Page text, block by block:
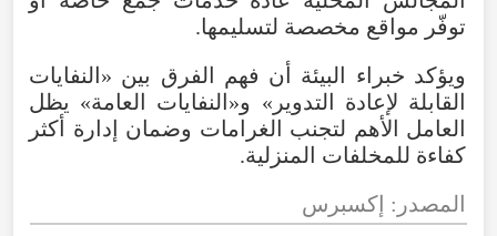
توفّر مواقع مخصصة لتسليمها.
ويؤكد خبراء البيئة أن فهم الفرق بين «النفايات
القابلة لإعادة التدوير » و«النفايات العامة» يظل
العامل الأهم لتجنب الغرامات وضمان إدارة أكثر
كفاءة للمخلفات المنزلية.
المصدر : إكسبرس